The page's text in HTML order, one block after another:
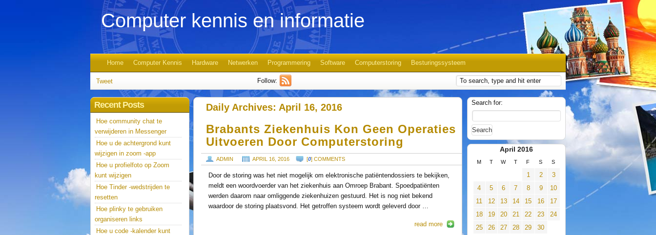
Computer kennis en informatie
Home Computer Kennis Hardware Netwerken Programmering Software Computerstoring Besturingssysteem
Tweet Follow:
Daily Archives: April 16, 2016
Brabants Ziekenhuis Kon Geen Operaties
Uitvoeren Door Computerstoring
ADMIN APRIL 16, 2016 [0] COMMENTS
Door de storing was het niet mogelijk om elektronische patiëntendossiers te bekijken,
meldt een woordvoerder van het ziekenhuis aan Omroep Brabant. Spoedpatiënten
werden daarom naar omliggende ziekenhuizen gestuurd. Het is nog niet bekend
waardoor de storing plaatsvond. Het getroffen systeem wordt geleverd door …
read more
Search for:
April 2016
M T W T F S S
1 2
3
4
5 6 7 8 9
10
11
12 13 14 15 16
17
18
19 20 21 22 23
24
25
26 27 28 29 30
Recent Posts
Hoe community chat te
verwijderen in Messenger
Hoe u de achtergrond kunt
wijzigen in zoom -app
Hoe u profielfoto op Zoom
kunt wijzigen
Hoe Tinder -wedstrijden te
resetten
Hoe plinky te gebruiken
organiseren links
Hoe u code -kalender kunt